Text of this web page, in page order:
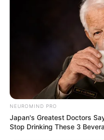
NEUROMIND PRO
Japan's Greatest Doctors
Stop Drinking These 3